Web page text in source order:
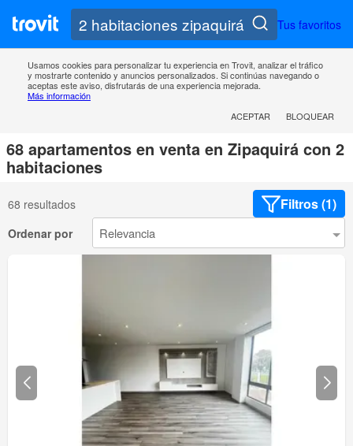
Tus favoritos
Usamos cookies para personalizar tu experiencia en Trovit, analizar el tráfico
y mostrarte contenido y anuncios personalizados. Si continúas navegando o
aceptas este aviso, disfrutarás de una experiencia mejorada.
Más información
ACEPTAR
BLOQUEAR
68 apartamentos en venta en Zipaquirá con 2
habitaciones
68 resultados Filtros (1)
Ordenar por